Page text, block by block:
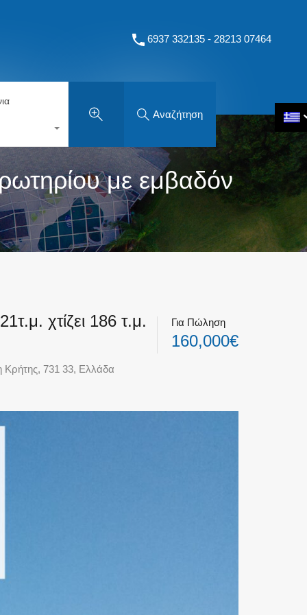
6937 332135 - 28213 07464
Αναζήτηση
με εμβαδόν
χτίζει 186 τ.μ.
Κρήτης, 731 33, Ελλάδα
Για Πώληση
160,000€